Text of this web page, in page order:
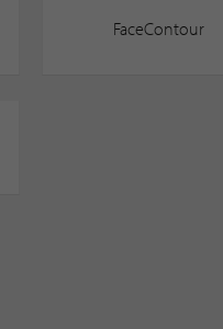
FaceContour